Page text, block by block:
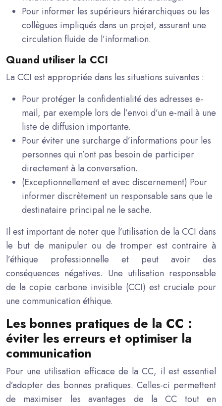
Pour informer les supérieurs hiérarchiques ou les
collègues impliqués dans un projet, assurant une
circulation fluide de l’information.
Quand utiliser la CCI
La CCI est appropriée dans les situations suivantes :
Pour protéger la confidentialité des adresses e-
mail, par exemple lors de l’envoi d’un e-mail à une
liste de diffusion importante.
Pour éviter une surcharge d’informations pour les
personnes qui n’ont pas besoin de participer
directement à la conversation.
(Exceptionnellement et avec discernement) Pour
informer discrètement un responsable sans que le
destinataire principal ne le sache.
Il est important de noter que l’utilisation de la CCI dans
le but de manipuler ou de tromper est contraire à
l’éthique professionnelle et peut avoir des
conséquences négatives. Une utilisation responsable
de la copie carbone invisible (CCI) est cruciale pour
une communication éthique.
Les bonnes pratiques de la CC :
éviter les erreurs et optimiser la
communication
Pour une utilisation efficace de la CC, il est essentiel
d’adopter des bonnes pratiques. Celles-ci permettent
de maximiser les avantages de la CC tout en